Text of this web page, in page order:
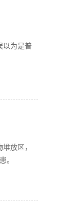
以为是普
放区，
。